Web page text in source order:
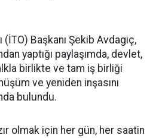
Başkanı Şekib Avdagiç,
yaptığı paylaşımda, devlet,
birlikte ve tam iş birliği
ve yeniden inşasını
bulundu.
olmak için her gün, her saatin